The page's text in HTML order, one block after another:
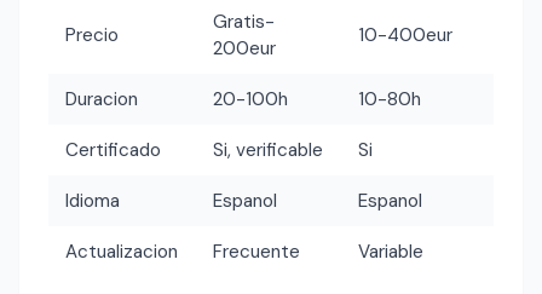
Precio
Gratis-
200eur
10-400eur
Duracion 20-100h 10-80h
Certificado Si, verificable Si
Idioma Espanol Espanol
Actualizacion Frecuente Variable